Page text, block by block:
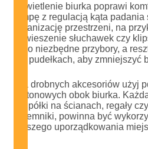
Oświetlenie biurka poprawi
lampę z regulacją kąta
organizację przestrzeni, na
powieszenie słuchawek czy
tylko niezbędne przybory, a
lub pudełkach, aby zmniejszyć
Dla drobnych akcesoriów użyj
kartonowych obok biurka.
jak półki na ścianach, regały
pojemniki, powinna być
dalszego uporządkowania